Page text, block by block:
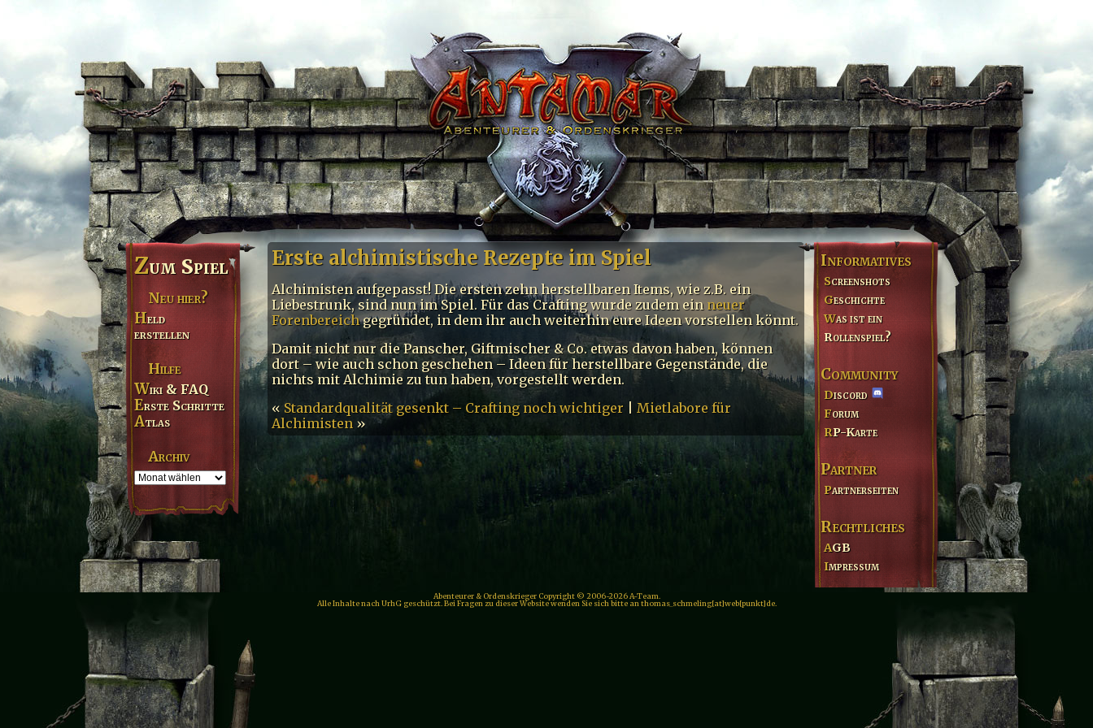
Zum Spiel
Neu hier?
Held
erstellen
Hilfe
Wiki & FAQ
Erste Schritte
Atlas
Archiv
Erste alchimistische Rezepte im Spiel
Alchimisten aufgepasst! Die ersten zehn herstellbaren Items, wie z.B. ein
Liebestrunk, sind nun im Spiel. Für das Crafting wurde zudem ein neuer
Forenbereichgegründet, in dem ihr auch weiterhin eure Ideen vorstellen könnt.
Damit nicht nur die Panscher, Giftmischer & Co. etwas davon haben, können
dort – wie auch schon geschehen – Ideen für herstellbare Gegenstände, die
nichts mit Alchimie zu tun haben, vorgestellt werden.
« Standardqualität gesenkt – Crafting noch wichtiger
Mietlabore für
Alchimisten »
Informatives
Screenshots
Geschichte
Was ist ein
Rollenspiel?
Community
Discord
Forum
RP-Karte
Partner
Partnerseiten
Rechtliches
AGB
Impressum
Abenteurer & Ordenskrieger Copyright © 2006-2026 A-Team.
Alle Inhalte nach UrhG geschützt. Bei Fragen zu dieser Website wenden Sie sich bitte an thomas_schmeling[at]web[punkt]de.